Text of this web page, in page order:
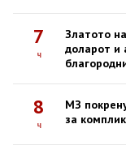
7
ч
Златото
доларот и
8
ч
МЗ
за